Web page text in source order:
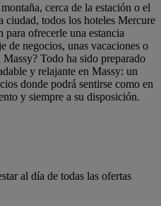
cerca de la estación o el
ciudad, todos los hoteles Mercure
para ofrecerle una estancia
de negocios, unas vacaciones o
Massy? Todo ha sido preparado
y relajante en Massy: un
donde podrá sentirse como en
y siempre a su disposición.
al día de todas las ofertas